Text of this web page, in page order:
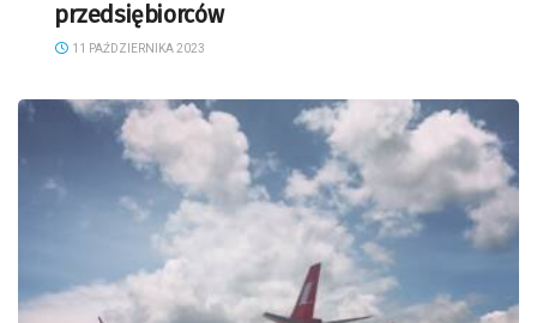
przedsiębiorców
11 PAŹDZIERNIKA 2023